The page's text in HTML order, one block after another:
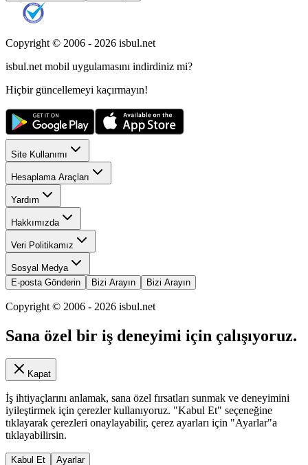
Copyright © 2006 - 2026 isbul.net
isbul.net mobil uygulamasını indirdiniz mi?
Hiçbir güncellemeyi kaçırmayın!
Site Kullanımı
Hesaplama Araçları
Yardım
Hakkımızda
Veri Politikamız
Sosyal Medya
E-posta Gönderin
Bizi Arayın Bizi Arayın
Copyright © 2006 - 2026 isbul.net
Sana özel bir iş deneyimi için çalışıyoruz.
Kapat
İş ihtiyaçlarını anlamak, sana özel fırsatları sunmak ve deneyimini
iyileştirmek için çerezler kullanıyoruz. "Kabul Et" seçeneğine
tıklayarak çerezleri onaylayabilir, çerez ayarları için "Ayarlar"a
tıklayabilirsin.
Kabul Et Ayarlar